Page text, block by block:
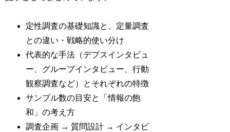
定性調査の基礎知識と、定量調査
との違い・戦略的使い分け
代表的な手法（デプスインタビュ
ー、グループインタビュー、行動
観察調査など）とそれぞれの特徴
サンプル数の目安と「情報の飽
和」の考え方
調査企画 → 質問設計 → インタビ